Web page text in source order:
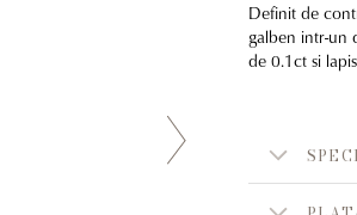
Definit de
galben intr-un
de 0.1ct si